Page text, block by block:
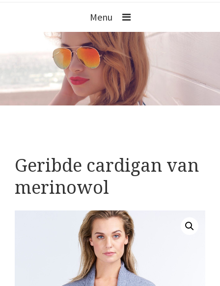
Menu
Geribde cardigan van
merinowol